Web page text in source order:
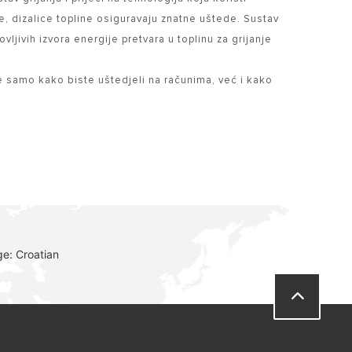
dizalice topline osiguravaju znatne uštede. Sustav
izvora energije pretvara u toplinu za grijanje
kako biste uštedjeli na računima, već i kako
Croatian